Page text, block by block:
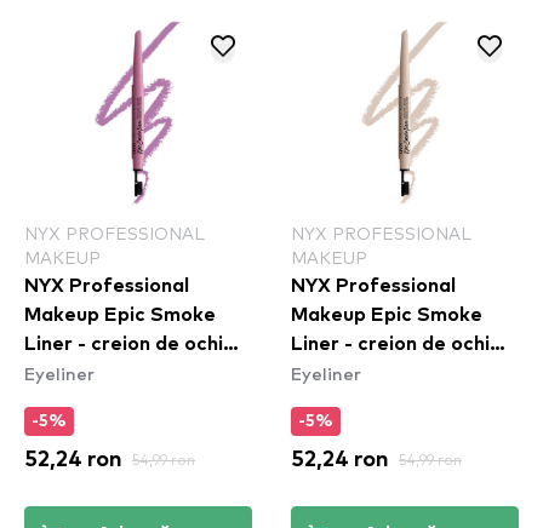
NYX PROFESSIONAL
MAKEUP
NYX Professional
Makeup Epic Smoke
Liner - creion de ochi
Rose Dust (ESL04)
Eyeliner
-5%
52,24 ron 54,99 ron
NYX PROFESSIONAL
MAKEUP
NYX Professional
Makeup Epic Smoke
Liner - creion de ochi
White Smoke (ESL01)
Eyeliner
-5%
52,24 ron 54,99 ron